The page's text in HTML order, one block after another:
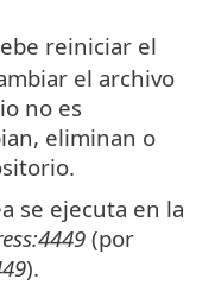
reiniciar el
el archivo
no es
eliminan o
se ejecuta en la
(por
).